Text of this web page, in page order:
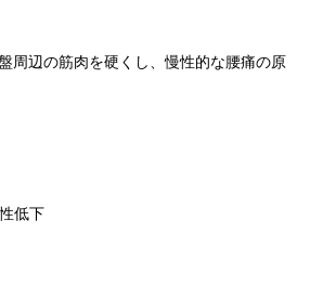
周辺の筋肉を硬くし、慢性的な腰痛の原
低下